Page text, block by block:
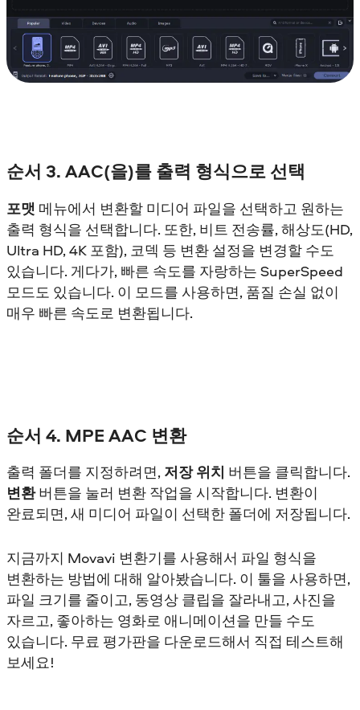
순서 3. AAC(을)를 출력 형식으로 선택
포맷 메뉴에서 변환할 미디어 파일을 선택하고 원하는
출력 형식을 선택합니다. 또한, 비트 전송률, 해상도(HD,
Ultra HD, 4K 포함), 코덱 등 변환 설정을 변경할 수도
있습니다. 게다가, 빠른 속도를 자랑하는 SuperSpeed
모드도 있습니다. 이 모드를 사용하면, 품질 손실 없이
매우 빠른 속도로 변환됩니다.
순서 4. MPE AAC 변환
출력 폴더를 지정하려면, 저장 위치 버튼을 클릭합니다.
변환버튼을 눌러 변환 작업을 시작합니다. 변환이
완료되면, 새 미디어 파일이 선택한 폴더에 저장됩니다.
지금까지 Movavi 변환기를 사용해서 파일 형식을
변환하는 방법에 대해 알아봤습니다. 이 툴을 사용하면,
파일 크기를 줄이고, 동영상 클립을 잘라내고, 사진을
자르고, 좋아하는 영화로 애니메이션을 만들 수도
있습니다. 무료 평가판을 다운로드해서 직접 테스트해
보세요!